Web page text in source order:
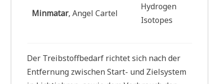
Minmatar, Angel Cartel
Hydrogen
Isotopes
Der Treibstoffbedarf richtet sich nach der
Entfernung zwischen Start- und Zielsystem